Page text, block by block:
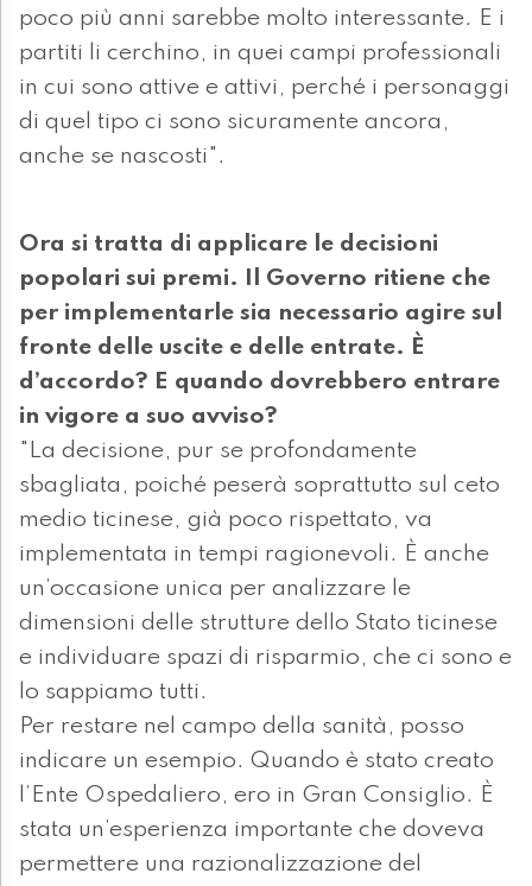
poco più anni sarebbe molto interessante. E i
partiti li cerchino, in quei campi professionali
in cui sono attive e attivi, perché i personaggi
di quel tipo ci sono sicuramente ancora,
anche se nascosti".
Ora si tratta di applicare le decisioni
popolari sui premi. Il Governo ritiene che
per implementarle sia necessario agire sul
fronte delle uscite e delle entrate. È
d’accordo? E quando dovrebbero entrare
in vigore a suo avviso?
"La decisione, pur se profondamente
sbagliata, poiché peserà soprattutto sul ceto
medio ticinese, già poco rispettato, va
implementata in tempi ragionevoli. È anche
un’occasione unica per analizzare le
dimensioni delle strutture dello Stato ticinese
e individuare spazi di risparmio, che ci sono e
lo sappiamo tutti.
Per restare nel campo della sanità, posso
indicare un esempio. Quando è stato creato
l’Ente Ospedaliero, ero in Gran Consiglio. È
stata un’esperienza importante che doveva
permettere una razionalizzazione del